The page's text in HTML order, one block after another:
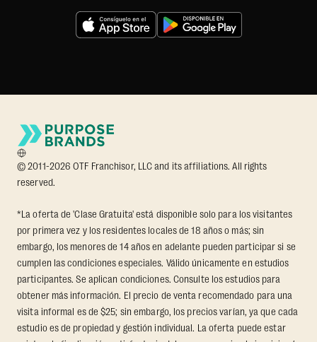
© 2011-2026 OTF Franchisor, LLC and its affiliations. All rights
reserved.
*La oferta de 'Clase Gratuita' está disponible solo para los visitantes
por primera vez y los residentes locales de 18 años o más; sin
embargo, los menores de 14 años en adelante pueden participar si se
cumplen las condiciones especiales. Válido únicamente en estudios
participantes. Se aplican condiciones. Consulte los estudios para
obtener más información. El precio de venta recomendado para una
visita informal es de $25; sin embargo, los precios varían, ya que cada
estudio es de propiedad y gestión individual. La oferta puede estar